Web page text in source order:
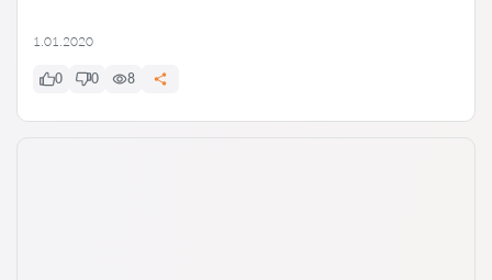
1.01.2020
0 0 8